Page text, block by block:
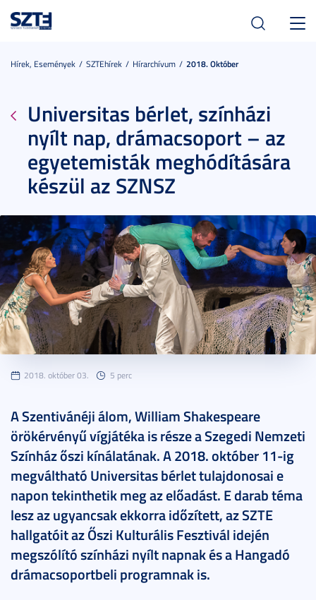
Hírek, Események SZTEhírek Hírarchívum 2018. Október
Universitas bérlet, színházi
nyílt nap, drámacsoport – az
egyetemisták meghódítására
készül az SZNSZ
2018. október 03. 5 perc
A Szentivánéji álom, William Shakespeare
örökérvényű vígjátéka is része a Szegedi Nemzeti
Színház őszi kínálatának. A 2018. október 11-ig
megváltható Universitas bérlet tulajdonosai e
napon tekinthetik meg az előadást. E darab téma
lesz az ugyancsak ekkorra időzített, az SZTE
hallgatóit az Őszi Kulturális Fesztivál idején
megszólító színházi nyílt napnak és a Hangadó
drámacsoportbeli programnak is.